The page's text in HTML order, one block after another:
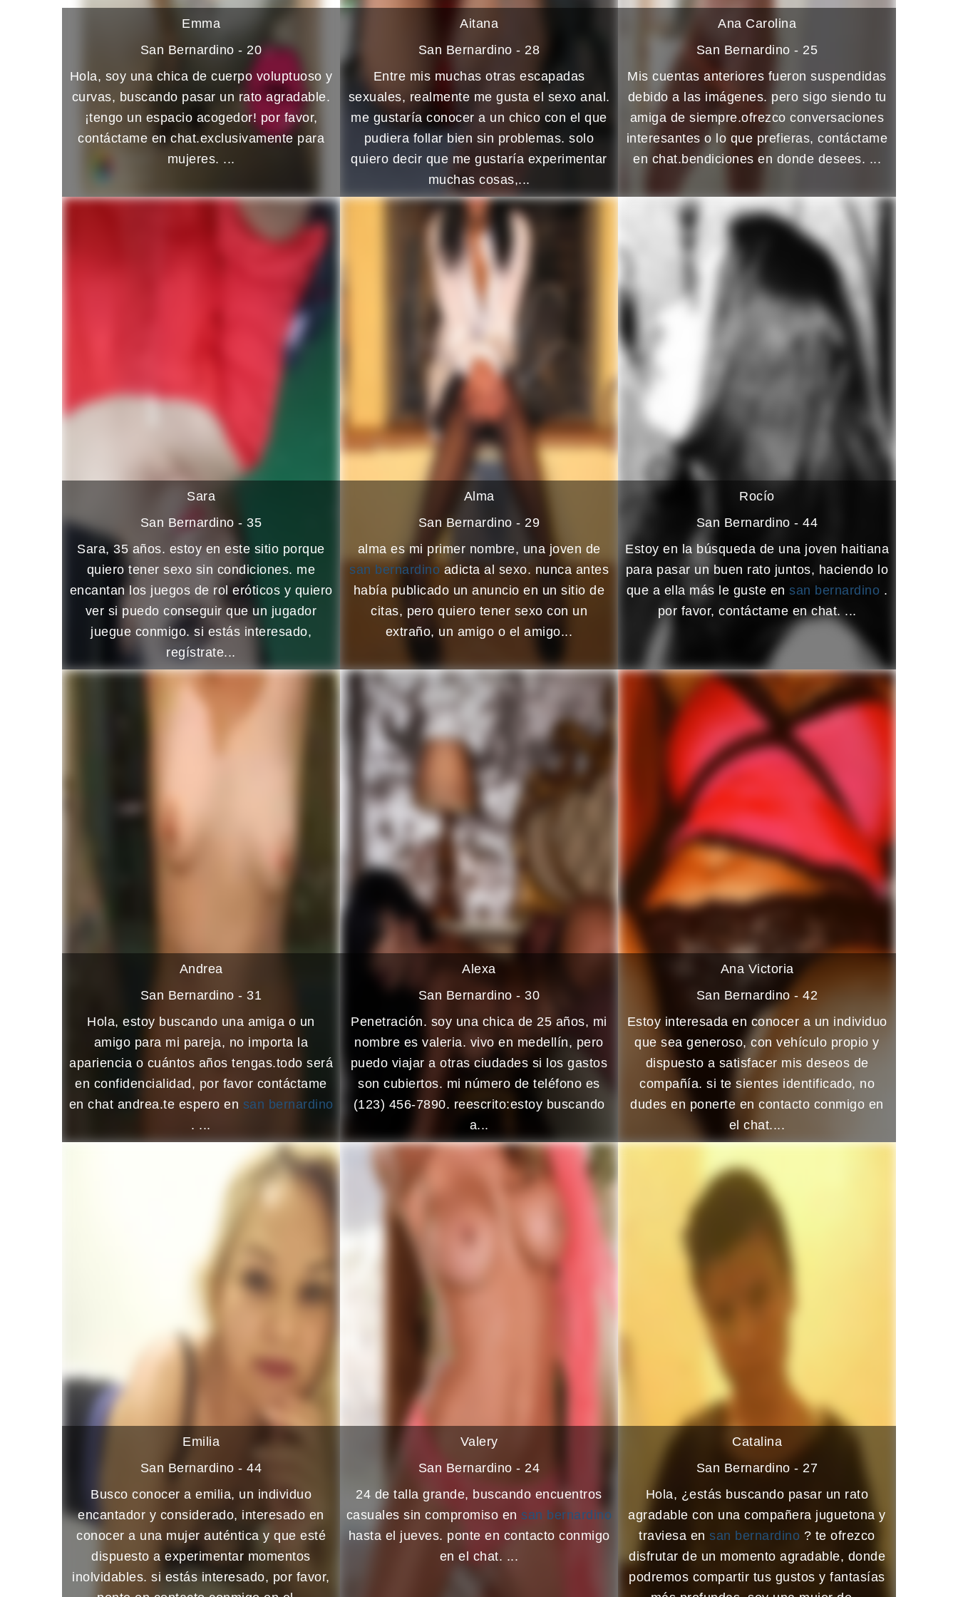
Emma
San Bernardino - 20
Hola, soy una chica de cuerpo voluptuoso y
curvas, buscando pasar un rato agradable.
¡tengo un espacio acogedor! por favor,
contáctame en chat.exclusivamente para
mujeres. ...
Aitana
San Bernardino - 28
Entre mis muchas otras escapadas
sexuales, realmente me gusta el sexo anal.
me gustaría conocer a un chico con el que
pudiera follar bien sin problemas. solo
quiero decir que me gustaría experimentar
muchas cosas,...
Ana Carolina
San Bernardino - 25
Mis cuentas anteriores fueron suspendidas
debido a las imágenes. pero sigo siendo tu
amiga de siempre.ofrezco conversaciones
interesantes o lo que prefieras, contáctame
en chat.bendiciones en donde desees. ...
Sara
San Bernardino - 35
Sara, 35 años. estoy en este sitio porque
quiero tener sexo sin condiciones. me
encantan los juegos de rol eróticos y quiero
ver si puedo conseguir que un jugador
juegue conmigo. si estás interesado,
regístrate...
Alma
San Bernardino - 29
alma es mi primer nombre, una joven de
san bernardino adicta al sexo. nunca antes
había publicado un anuncio en un sitio de
citas, pero quiero tener sexo con un
extraño, un amigo o el amigo...
Rocío
San Bernardino - 44
Estoy en la búsqueda de una joven haitiana
para pasar un buen rato juntos, haciendo lo
que a ella más le guste en san bernardino .
por favor, contáctame en chat. ...
Andrea
San Bernardino - 31
Hola, estoy buscando una amiga o un
amigo para mi pareja, no importa la
apariencia o cuántos años tengas.todo será
en confidencialidad, por favor contáctame
en chat andrea.te espero en san bernardino
. ...
Alexa
San Bernardino - 30
Penetración. soy una chica de 25 años, mi
nombre es valeria. vivo en medellín, pero
puedo viajar a otras ciudades si los gastos
son cubiertos. mi número de teléfono es
(123) 456-7890. reescrito:estoy buscando
a...
Ana Victoria
San Bernardino - 42
Estoy interesada en conocer a un individuo
que sea generoso, con vehículo propio y
dispuesto a satisfacer mis deseos de
compañía. si te sientes identificado, no
dudes en ponerte en contacto conmigo en
el chat....
Emilia
San Bernardino - 44
Busco conocer a emilia, un individuo
encantador y considerado, interesado en
conocer a una mujer auténtica y que esté
dispuesto a experimentar momentos
inolvidables. si estás interesado, por favor,
Valery
San Bernardino - 24
24 de talla grande, buscando encuentros
casuales sin compromiso en san bernardino
hasta el jueves. ponte en contacto conmigo
en el chat. ...
Catalina
San Bernardino - 27
Hola, ¿estás buscando pasar un rato
agradable con una compañera juguetona y
traviesa en san bernardino ? te ofrezco
disfrutar de un momento agradable, donde
podremos compartir tus gustos y fantasías